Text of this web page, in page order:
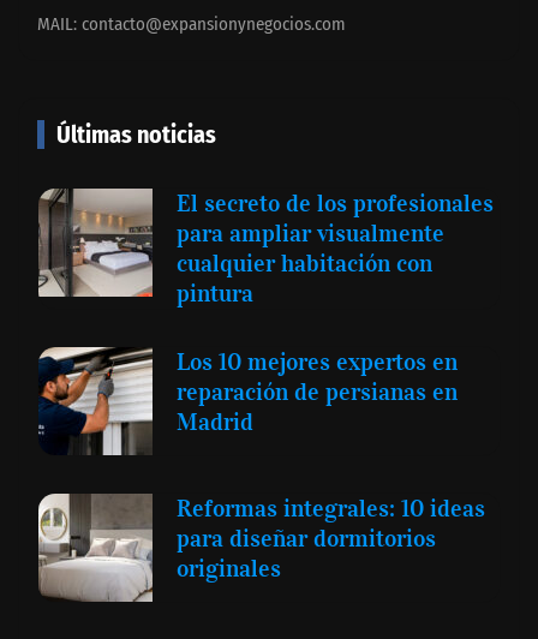
MAIL: contacto@expansionynegocios.com
Últimas noticias
El secreto de los profesionales
para ampliar visualmente
cualquier habitación con
pintura
Los 10 mejores expertos en
reparación de persianas en
Madrid
Reformas integrales: 10 ideas
para diseñar dormitorios
originales